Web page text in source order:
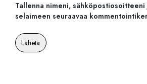
Tallenna nimeni, sähköpostiosoitteeni
selaimeen seuraavaa